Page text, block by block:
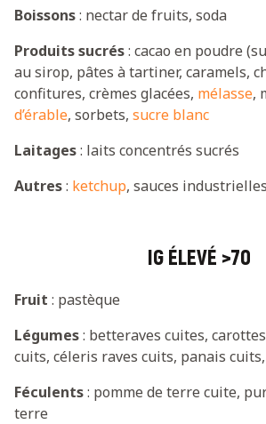
Boissons: nectar de fruits, soda
Produits sucrés: cacao en poudre
au sirop, pâtes à tartiner, caramels,
confitures, crèmes glacées, mélasse,
d’érable, sorbets, sucre blanc
Laitages: laits concentrés sucrés
Autres: ketchup, sauces industrielles
IG ÉLEVÉ >70
Fruit : pastèque
Légumes: betteraves cuites,
cuits, céleris raves cuits, panais
Féculents: pomme de terre cuite,
terre